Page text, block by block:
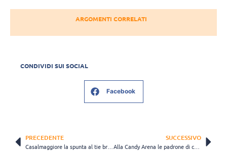
ARGOMENTI CORRELATI
CONDIVIDI SUI SOCIAL
Facebook
PRECEDENTE SUCCESSIVO
Alla Candy Arena le padrone di casa si impongono sulla Lardini Filottrano